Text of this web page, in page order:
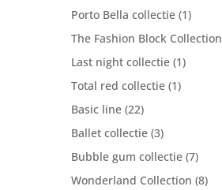
Porto Bella collectie (1)
The Fashion Block Collection
Last night collectie (1)
Total red collectie (1)
Basic line (22)
Ballet collectie (3)
Bubble gum collectie (7)
Wonderland Collection (8)